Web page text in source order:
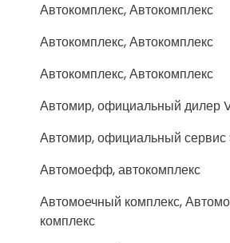
Автокомплекс, Автокомплекс
Автокомплекс, Автокомплекс
Автокомплекс, Автокомплекс
Автомир, официальный дилер
Автомир, официальный сервис
Автомоефф, автокомплекс
Автомоечный комплекс,
комплекс